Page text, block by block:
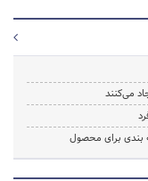
می‌کنند
بندی برای محصول